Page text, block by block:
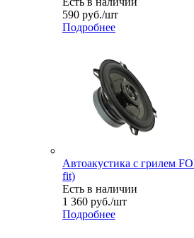
590 руб./шт
Подробнее
Автоакустика с грилем
fit)
Есть в наличии
1 360 руб./шт
Подробнее